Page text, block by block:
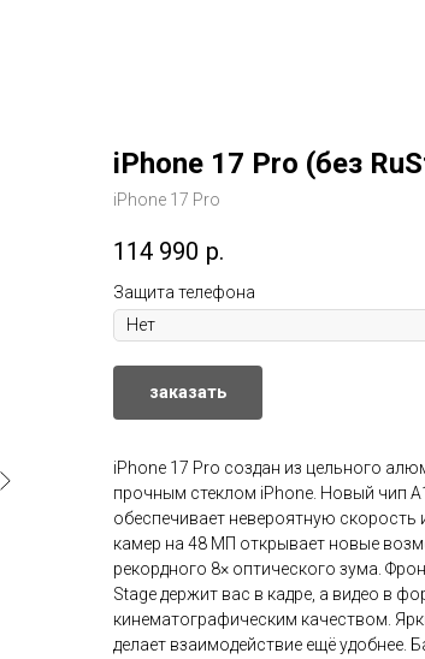
iPhone 17 Pro (без
iPhone 17 Pro
114 990 р.
Защита телефона
заказать
iPhone 17 Pro создан из цельного
прочным стеклом iPhone. Новый чип
обеспечивает невероятную скорость
камер на 48 МП открывает новые
рекордного 8× оптического зума.
Stage держит вас в кадре, а видео в
кинематографическим качеством.
делает взаимодействие ещё удобнее.